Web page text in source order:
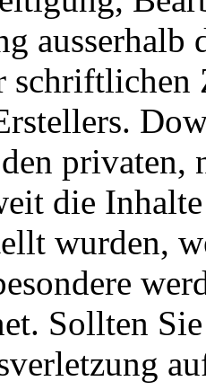
ausserhalb
privaten,
die
wurden,
Sollten